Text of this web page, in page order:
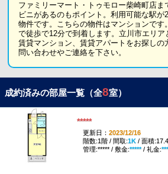
ファミリーマート・トゥモロー柴崎町店ま
ビニがあるのもポイント。利用可能な駅が
物件です。こちらの物件はマンションです
で徒歩で12分で到着します。立川市エリア
賃貸マンション、賃貸アパートをお探しの
問い合わせやご連絡を下さい。
成約済みの部屋一覧（全8室）
*****
更新日： 2023/12/16
階数:1階 / 間取:1K/ 面積
管理:***** / 敷金:*****/ 礼金: